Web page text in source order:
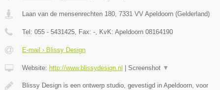
Laan van de mensenrechten 180 7331 VV Apeldoorn (Gelderland)
Tel: 055 - 5431425 , Fax: - , KvK: Apeldoorn 08164190
E-mail › Blissy Design
Website: http://www.blissydesign.nl Screenshot ▼
Blissy Design is een ontwerp studio, gevestigd in Apeldoorn, voor